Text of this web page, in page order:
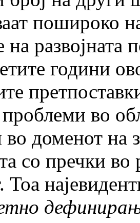
пошироко
на развојната
години
во
во доменот на
со пречки во
Тоа